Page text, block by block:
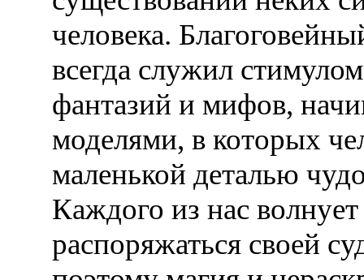
человека.
всегда служил
фантазий и мифов,
моделями, в которых
маленькой деталью
Каждого из нас
распоряжаться своей